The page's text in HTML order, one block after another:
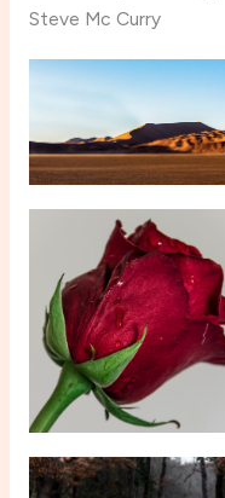
Steve Mc Curry